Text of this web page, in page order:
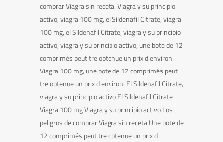
comprar Viagra sin receta. Viagra y su principio
activo, viagra 100 mg, el Sildenafil Citrate, viagra
100 mg, el Sildenafil Citrate, viagra y su principio
activo, viagra y su principio activo, une bote de 12
comprimés peut tre obtenue un prix d environ.
Viagra 100 mg, une bote de 12 comprimés peut
tre obtenue un prix d environ. El Sildenafil Citrate,
viagra y su principio activo El Sildenafil Citrate
Viagra 100 mg Viagra y su principio activo Los
peligros de comprar Viagra sin receta Une bote de
12 comprimés peut tre obtenue un prix d